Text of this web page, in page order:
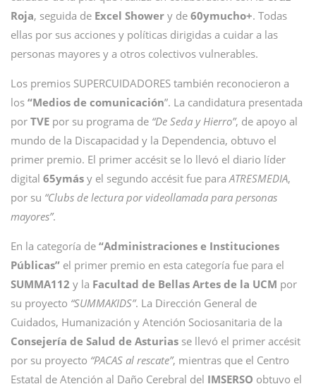
Roja, seguida de Excel Shower y de 60ymucho+. Todas
ellas por sus acciones y políticas dirigidas a cuidar a las
personas mayores y a otros colectivos vulnerables.
Los premios SUPERCUIDADORES también reconocieron a
los “Medios de comunicación”. La candidatura presentada
por TVE por su programa de “De Seda y Hierro”, de apoyo al
mundo de la Discapacidad y la Dependencia, obtuvo el
primer premio. El primer accésit se lo llevó el diario líder
digital 65ymás y el segundo accésit fue paraATRESMEDIA,
por su “Clubs de lectura por videollamada para personas
mayores”.
En la categoría de “Administraciones e Instituciones
Públicas” el primer premio en esta categoría fue para el
SUMMA112 y la Facultad de Bellas Artes de la UCM por
su proyecto “SUMMAKIDS”. La Dirección General de
Cuidados, Humanización y Atención Sociosanitaria de la
Consejería de Salud de Asturias se llevó el primer accésit
por su proyecto “PACAS al rescate”, mientras que el Centro
Estatal de Atención al Daño Cerebral del IMSERSO obtuvo el